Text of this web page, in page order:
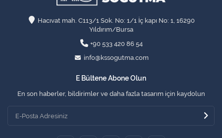
Hacıvat mah. C113/1 Sok. No: 1/1 İç kapı No: 1, 16290
Yıldırım/Bursa
+90 533 420 86 54
info@kssogutma.com
E Bültene Abone Olun
En son haberler, bildirimler ve daha fazla tasarım için kaydolun